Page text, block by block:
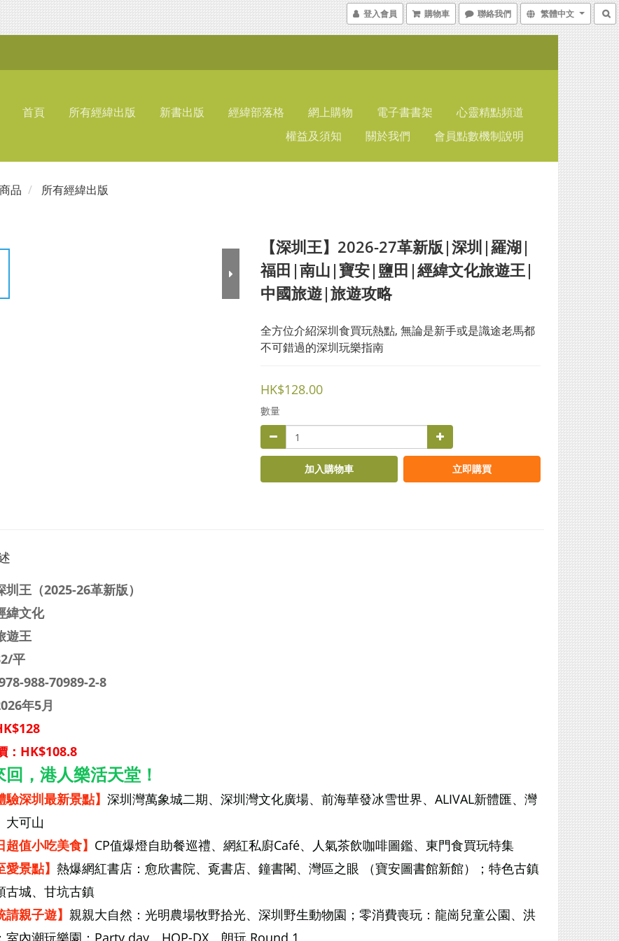
登入會員 購物車 聯絡我們 繁體中文
首頁 所有經緯出版 新書出版 經緯部落格 網上購物 電子書書架
心靈精點頻道
權益及須知
關於我們 會員點數機制說明
品 所有經緯出版
【深圳王】2026-27革新版|深圳|羅湖|
福田|南山|寶安|鹽田|經緯文化旅遊王|
中國旅遊|旅遊攻略
全方位介紹深圳食買玩熱點, 無論是新手或是識途老馬都
不可錯過的深圳玩樂指南
HK$128.00
數量
加入購物車 立即購買
圳王（2025-26革新版）
緯文化
遊王
平
988-70989-2-8
年5月
：HK$108.8
回，港人樂活天堂！
驗深圳最新景點】 深圳灣萬象城二期、深圳灣文化廣場、前海華發冰雪世界、ALIVAL新體匯、灣
大可山
超值小吃美食】 CP值爆燈自助餐巡禮、網紅私廚Café、人氣茶飲咖啡圖鑑、東門食買玩特集
愛景點】 熱爆網紅書店：愈欣書院、覔書店、鐘書閣、灣區之眼 （寶安圖書館新館）；特色古鎮
古城、甘坑古鎮
請親子遊】 親親大自然：光明農場牧野拾光、深圳野生動物園；零消費喪玩：龍崗兒童公園、洪
室內潮玩樂園：Party day、HOP-DX、朗玩 Round 1